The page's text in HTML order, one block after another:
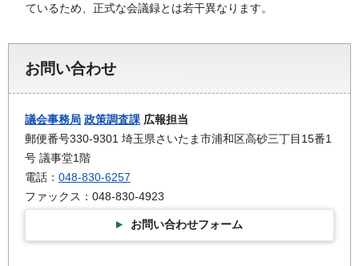
ているため、正式な会議録とは若干異なります。
お問い合わせ
議会事務局 政策調査課 広報担当
郵便番号330-9301 埼玉県さいたま市浦和区高砂三丁目15番1
号 議事堂1階
電話： 048-830-6257
ファックス：048-830-4923
お問い合わせフォーム